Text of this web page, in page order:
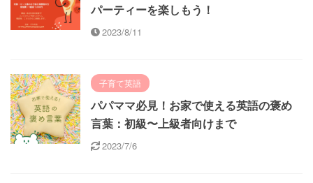
パーティーを楽しもう！
2023/8/11
子育て英語
パパママ必見！お家で使える英語の褒め
言葉：初級〜上級者向けまで
2023/7/6